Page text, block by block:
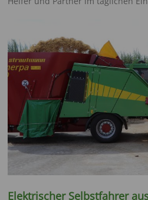
Elektrischer Selbstfahrer